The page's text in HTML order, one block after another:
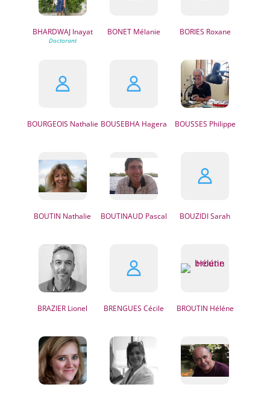
BHARDWAJInayat BONET Mélanie BORIES Roxane
BOURGEOIS Nathalie BOUSEBHA Hagera BOUSSES Philippe
BOUTIN Nathalie BOUTINAUD Pascal BOUZIDISarah
BRAZIER Lionel BRENGUES Cécile BROUTIN Héléne